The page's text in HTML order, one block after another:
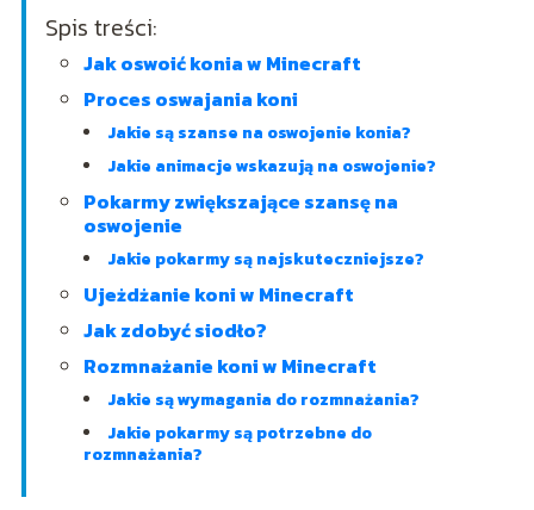
Spis treści:
Jak oswoić konia w Minecraft
Proces oswajania koni
Jakie są szanse na oswojenie konia?
Jakie animacje wskazują na oswojenie?
Pokarmy zwiększające szansę na
oswojenie
Jakie pokarmy są najskuteczniejsze?
Ujeżdżanie koni w Minecraft
Jak zdobyć siodło?
Rozmnażanie koni w Minecraft
Jakie są wymagania do rozmnażania?
Jakie pokarmy są potrzebne do
rozmnażania?